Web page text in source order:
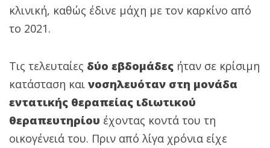
κλινική, καθώς έδινε μάχη με τον καρκίνο από
το 2021.
Τις τελευταίες δύο εβδομάδες ήταν σε κρίσιμη
κατάσταση και νοσηλευόταν στη μονάδα
εντατικής θεραπείας ιδιωτικού
θεραπευτηρίου έχοντας κοντά του τη
οικογένειά του. Πριν από λίγα χρόνια είχε